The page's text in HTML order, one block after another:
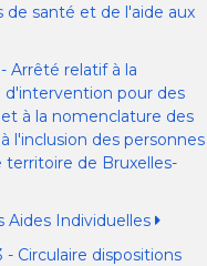
de santé et de l'aide aux
Arrêté relatif à la
pour des
à la nomenclature des
l'inclusion des personnes
territoire de Bruxelles-
Aides Individuelles
Circulaire dispositions